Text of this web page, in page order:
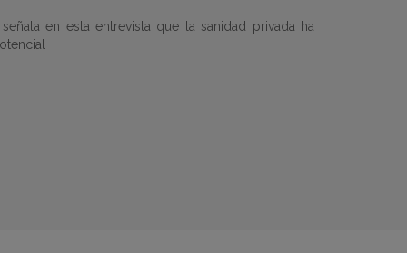
en esta entrevista que la sanidad privada ha